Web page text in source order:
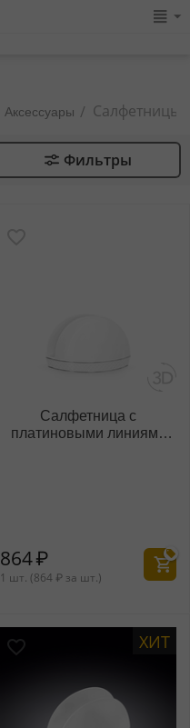
Аксессуары / Салфетницы
Фильтры
Салфетница с
платиновыми линиями
864₽
1 шт. (864 ₽ за шт.)
ХИТ